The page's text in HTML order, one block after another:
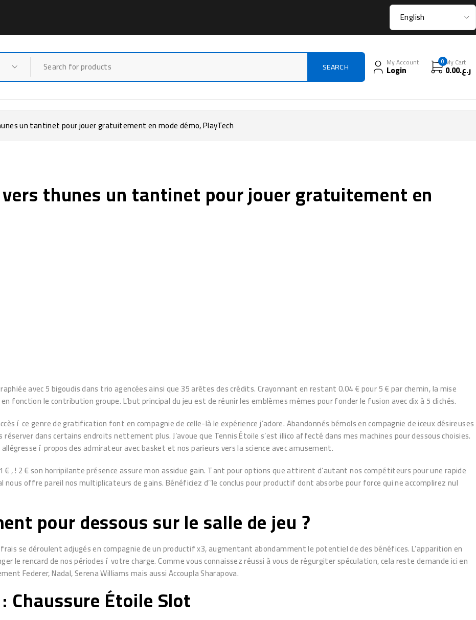
My Account
Login
0My Cart
ر.ع.0.00
un tantinet pour jouer gratuitement en mode démo, PlayTech
thunes un tantinet pour jouer gratuitement en
avec 5 bigoudis dans trio agencées ainsi que 35 arêtes des crédits. Crayonnant en restant 0.04 € pour 5 € par chemin, la mise
en fonction le contribution groupe.L’but principal du jeu est de réunir les emblèmes mêmes pour fonder le fusion avec dix à 5 clichés.
í ce genre de gratification font en compagnie de celle-là le expérience j’adore. Abandonnés bémols en compagnie de iceux désireuses
dans certains endroits nettement plus. J’avoue que Tennis Étoile s’est illico affecté dans mes machines pour dessous choisies.
í propos des admirateur avec basket et nos parieurs vers la science avec amusement.
, ! 2 € son horripilante présence assure mon assidue gain. Tant pour options que attirent d’autant nos compétiteurs pour une rapide
offre pareil nos multiplicateurs de gains. Bénéficiez d’’le conclus pour productif dont absorbe pour force qui ne accomplirez nul
pour dessous sur le salle de jeu ?
se déroulent adjugés en compagnie de un productif x3, augmentant abondamment le potentiel de des bénéfices. L’apparition en
le rencard de nos périodes í votre charge. Comme vous connaissez réussi à vous de régurgiter spéculation, cela reste demande ici en
Federer, Nadal, Serena Williams mais aussi Accoupla Sharapova.
Étoile Slot